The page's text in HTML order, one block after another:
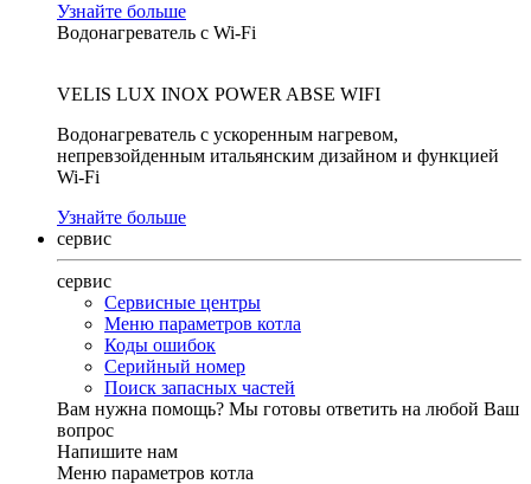
Узнайте больше
Водонагреватель с Wi-Fi
VELIS LUX INOX POWER ABSE WIFI
Водонагреватель с ускоренным нагревом,
непревзойденным итальянским дизайном и функцией
Wi-Fi
Узнайте больше
сервис
сервис
Сервисные центры
Меню параметров котла
Коды ошибок
Серийный номер
Поиск запасных частей
Вам нужна помощь? Мы готовы ответить на любой Ваш
вопрос
Напишите нам
Меню параметров котла